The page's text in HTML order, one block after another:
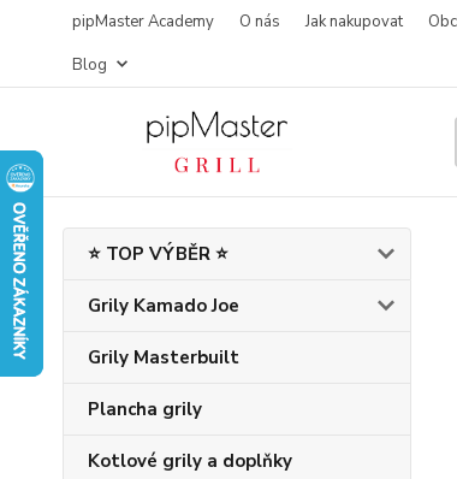
pipMaster Academy O nás Jak nakupovat
Blog
⭐ TOP VÝBĚR ⭐
Grily Kamado Joe
Grily Masterbuilt
Plancha grily
Kotlové grily a doplňky